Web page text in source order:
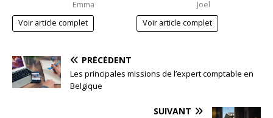
Emma
Voir article complet
Joel
Voir article complet
PRÉCÉDENT
Les principales missions de l’expert comptable en
Belgique
SUIVANT